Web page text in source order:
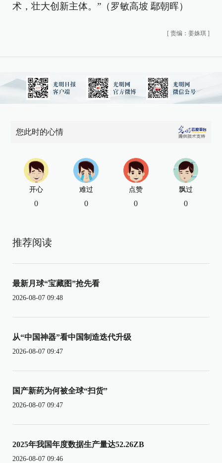
术，壮大创新主体。”（罗敏高坡 鄢朝晖）
[ 责编：姜姝琪 ]
您此时的心情
开心
0
难过
0
点赞
0
飘过
0
推荐阅读
最新月球“宝藏图”抢先看
2026-08-07 09:48
从“中国神器”看中国制造迭代升级
2026-08-07 09:47
国产新药为何被全球“扫货”
2026-08-07 09:47
2025年我国年度数据生产量达52.26ZB
2026-08-07 09:46